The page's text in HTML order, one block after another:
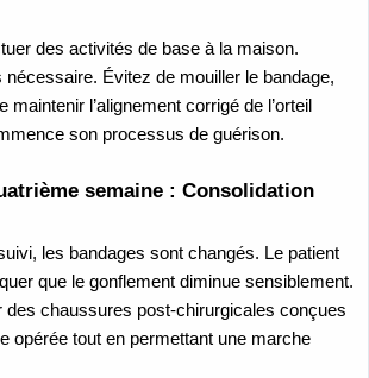
des activités de base à la maison.
nécessaire. Évitez de mouiller le bandage,
l’alignement corrigé de l’orteil
son processus de guérison.
semaine : Consolidation
les bandages sont changés. Le patient
que le gonflement diminue sensiblement.
des chaussures post-chirurgicales conçues
opérée tout en permettant une marche